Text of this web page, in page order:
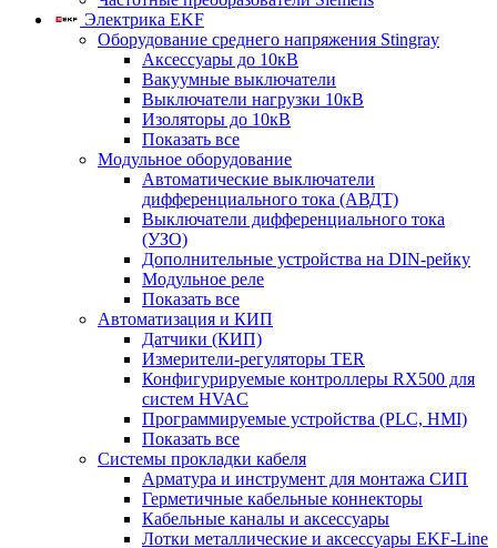
Электрика EKF
Оборудование среднего напряжения Stingray
Аксессуары до 10кВ
Вакуумные выключатели
Выключатели нагрузки 10кВ
Изоляторы до 10кВ
Показать все
Модульное оборудование
Автоматические выключатели
дифференциального тока (АВДТ)
Выключатели дифференциального тока
(УЗО)
Дополнительные устройства на DIN-рейку
Модульное реле
Показать все
Автоматизация и КИП
Датчики (КИП)
Измерители-регуляторы TER
Конфигурируемые контроллеры RX500 для
систем HVAC
Программируемые устройства (PLC, HMI)
Показать все
Системы прокладки кабеля
Арматура и инструмент для монтажа СИП
Герметичные кабельные коннекторы
Кабельные каналы и аксессуары
Лотки металлические и аксессуары EKF-Line